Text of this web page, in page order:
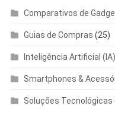
Comparativos de
Guias de Compras (25)
Inteligência Artificial (IA)
Smartphones &
Soluções Tecnológicas